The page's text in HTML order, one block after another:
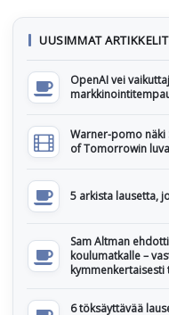
UUSIMMAT ARTIKKELIT
OpenAI vei
Warner-pomo näki
of Tomorrowin
5 arkista lausetta,
Sam Altman
koulumatkalle –
kymmenkertaisesti
6 töksäyttävää